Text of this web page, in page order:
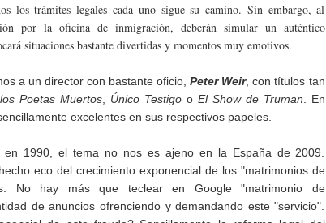
los trámites legales cada uno sigue su camino. Sin embargo, al
por la oficina de inmigración, deberán simular un auténtico
situaciones bastante divertidas y momentos muy emotivos.
a un director con bastante oficio,Peter Weir, con títulos tan
Poetas Muertos Único Testigoo El Show de Truman . En
excelentes en sus respectivos papeles.
1990, el tema no nos es ajeno en la España de 2009.
eco del crecimiento exponencial de los "matrimonios de
No hay más que teclear en Google "matrimonio de
de anuncios ofrenciendo y demandando este "servicio".